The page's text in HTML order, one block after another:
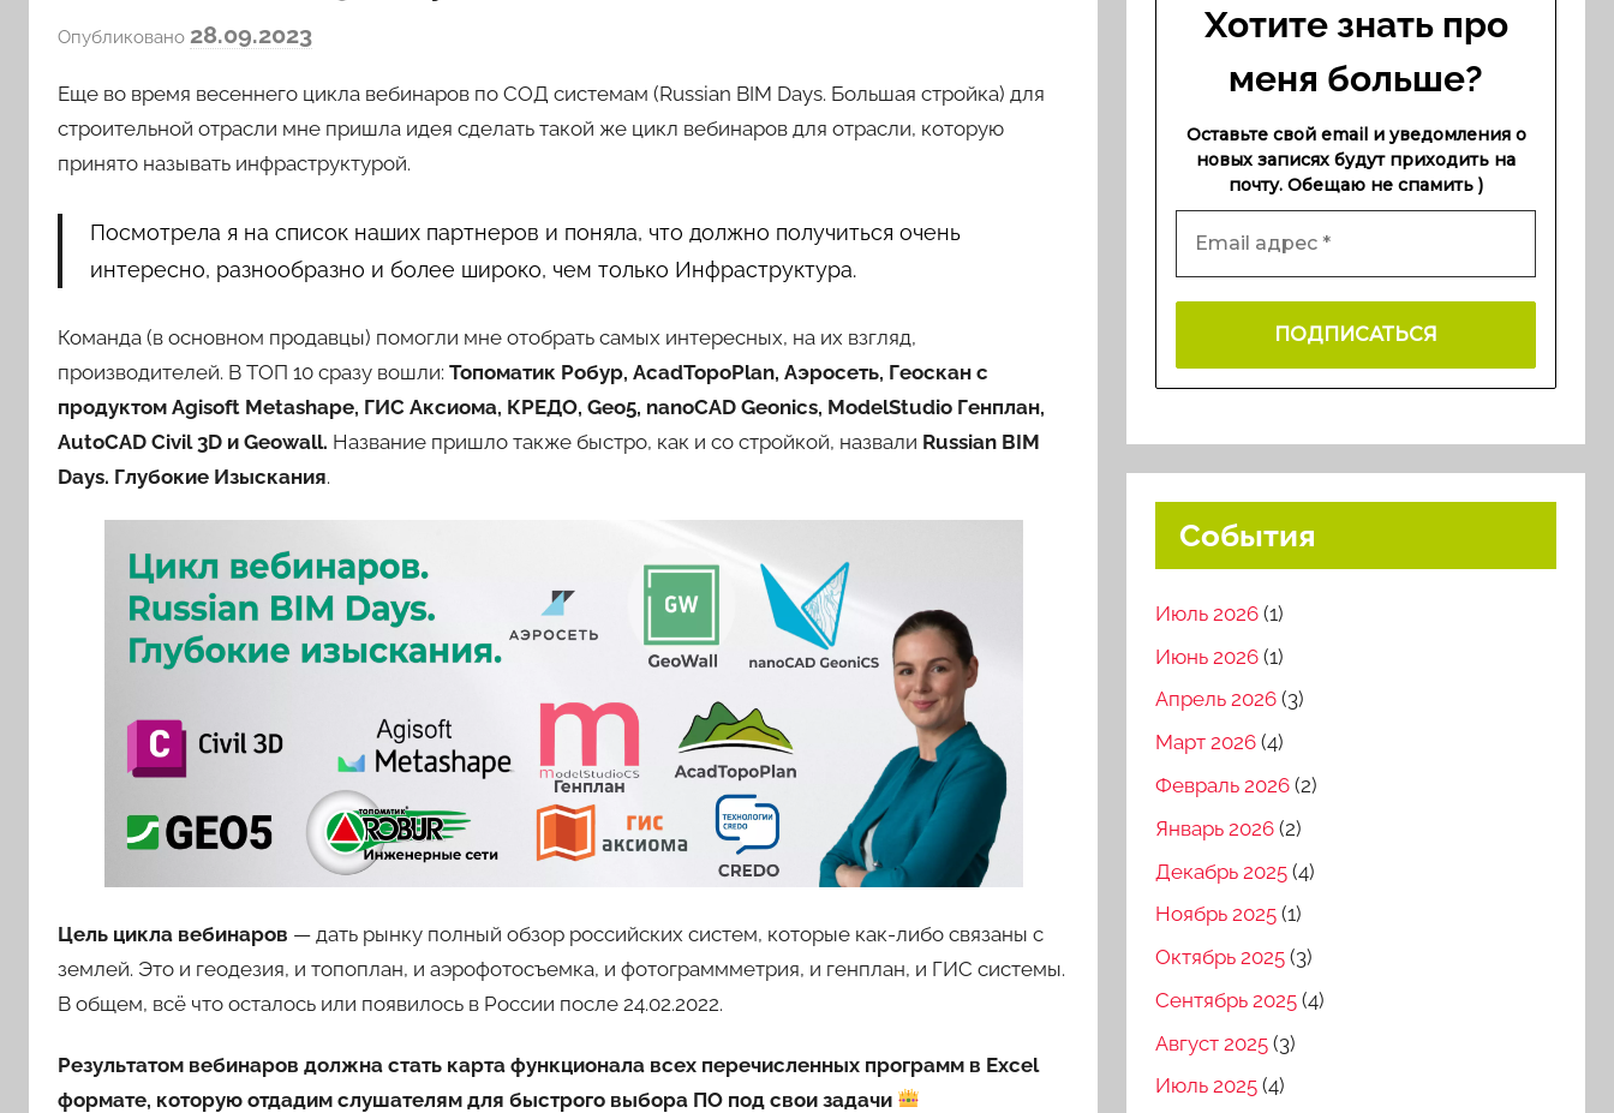
Опубликовано 28.09.2023
т
о
o
k
o
v
a
Еще во время весеннего цикла вебинаров по СОД системам (Russian BIM Days. Большая стройка) для
строительной отрасли мне пришла идея сделать такой же цикл вебинаров для отрасли, которую
принято называть инфраструктурой.
Посмотрела я на список наших партнеров и поняла, что должно получиться очень
интересно, разнообразно и более широко, чем только Инфраструктура.
Команда (в основном продавцы) помогли мне отобрать самых интересных, на их взгляд,
производителей. В ТОП 10 сразу вошли: Топоматик Робур, AcadTopoPlan, Аэросеть, Геоскан с
продуктом Agisoft Metashape, ГИС Аксиома, КРЕДО, Geo5, nanoCAD Geonics, ModelStudio Генплан,
AutoCAD Civil 3D и Geowall. Название пришло также быстро, как и со стройкой, назвали Russian BIM
Days. Глубокие Изыскания.
Цель цикла вебинаров — дать рынку полный обзор российских систем, которые как-либо связаны с
землей. Это и геодезия, и топоплан, и аэрофотосъемка, и фотограммметрия, и генплан, и ГИС системы.
В общем, всё что осталось или появилось в России после 24.02.2022.
Результатом вебинаров должна стать карта функционала всех перечисленных программ в Excel
формате, которую отдадим слушателям для быстрого выбора ПО под свои задачи
Хотите знать про
меня больше?
Оставьте свой email и уведомления о
новых записях будут приходить на
почту. Обещаю не спамить )
События
Июль 2026 (1)
Июнь 2026 (1)
Апрель 2026 (3)
Март 2026 (4)
Февраль 2026 (2)
Январь 2026 (2)
Декабрь 2025 (4)
Ноябрь 2025 (1)
Октябрь 2025 (3)
Сентябрь 2025 (4)
Август 2025 (3)
Июль 2025 (4)